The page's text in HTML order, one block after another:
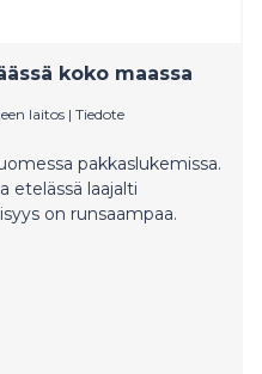
koko maassa
laitos | Tiedote
pakkaslukemissa.
etelässä laajalti
on runsaampaa.